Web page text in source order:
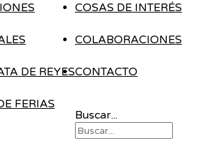
DE REYES
FERIAS
COSAS DE INTERÉS
COLABORACIONES
CONTACTO
Buscar...